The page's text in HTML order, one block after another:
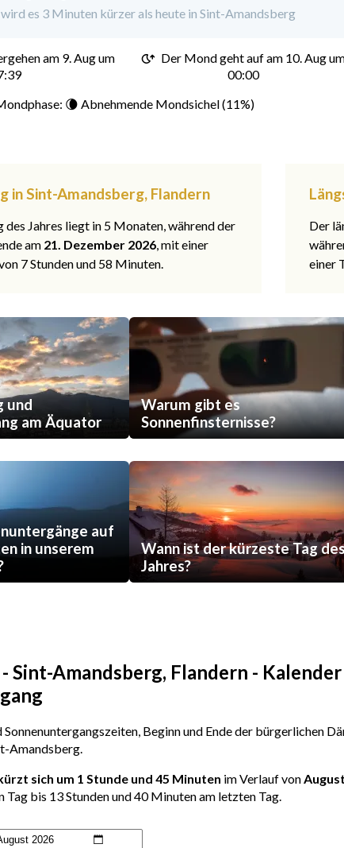
es 3 Minuten kürzer als heute in Sint-Amandsberg
am 9. Aug um
Der Mond geht auf am 10. Aug
00:00
🌘 Abnehmende Mondsichel (11%)
in Sint-Amandsberg, Flandern
des Jahres liegt in 5 Monaten, während der
am 21. Dezember 2026, mit einer
7 Stunden und 58 Minuten.
Der
einer
und
am Äquator
Warum gibt es
Sonnenfinsternisse?
auf
in unserem
Wann ist der kürzeste Tag
Jahres?
Sint-Amandsberg, Flandern -
Sonnenuntergangszeiten, Beginn und Ende der bürgerlichen
Amandsberg.
sich um 1 Stunde und 45 Minuten im Verlauf von
Tag bis 13 Stunden und 40 Minuten am letzten Tag.